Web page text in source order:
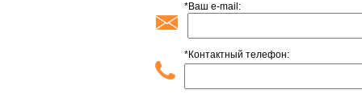
*Ваш e-mail:
*Контактный телефон: